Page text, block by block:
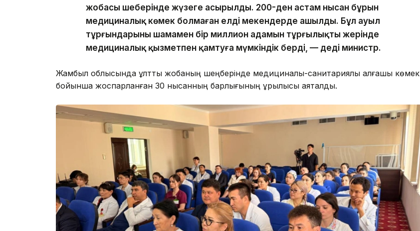
жобасы шеңберінде жүзеге асырылды. 200-ден астам нысан бұрын
медициналық көмек болмаған елді мекендерде ашылды. Бұл ауыл
тұрғындарының шамамен бір миллион адамын тұрғылықты жерінде
медициналық қызметпен қамтуға мүмкіндік берді, — деді министр.
Жамбыл облысында ұлттық жобаның шеңберінде медициналық-санитариялық алғашқы көмек
бойынша жоспарланған 30 нысанның барлығының құрылысы аяқталды.